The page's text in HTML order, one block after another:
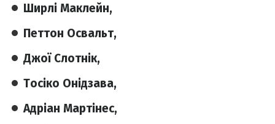
Ширлі Маклейн,
Петтон Освальт,
Джої Слотнік,
Тосіко Онідзава,
Адріан Мартінес,